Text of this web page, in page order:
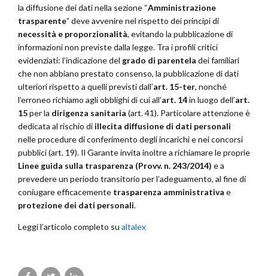
la diffusione dei dati nella sezione “Amministrazione
trasparente” deve avvenire nel rispetto dei principi di
necessità e proporzionalità, evitando la pubblicazione di
informazioni non previste dalla legge. Tra i profili critici
evidenziati: l’indicazione del grado di parentela dei familiari
che non abbiano prestato consenso, la pubblicazione di dati
ulteriori rispetto a quelli previsti dall’art. 15-ter, nonché
l’erroneo richiamo agli obblighi di cui all’art. 14in luogo dell’art.
15per la dirigenza sanitaria (art. 41). Particolare attenzione è
dedicata al rischio di illecita diffusione di dati personali
nelle procedure di conferimento degli incarichi e nei concorsi
pubblici (art. 19). Il Garante invita inoltre a richiamare le proprie
Linee guida sulla trasparenza (Provv. n. 243/2014) e a
prevedere un periodo transitorio per l’adeguamento, al fine di
coniugare efficacemente trasparenza amministrativa e
protezione dei dati personali.
Leggi l’articolo completo su altalex